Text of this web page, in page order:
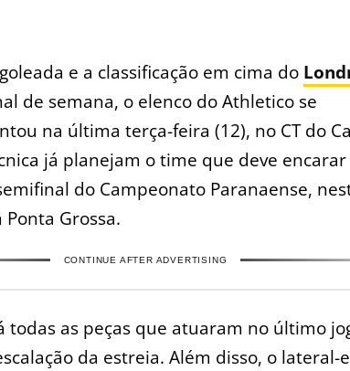
e a classificação em cima do
de semana, o elenco do Athletico se
na última terça-feira (12), no CT do
já planejam o time que deve
do Campeonato Paranaense,
Grossa.
CONTINUE AFTER ADVERTISING
todas as peças que atuaram no último
da estreia. Além disso, o lateral-